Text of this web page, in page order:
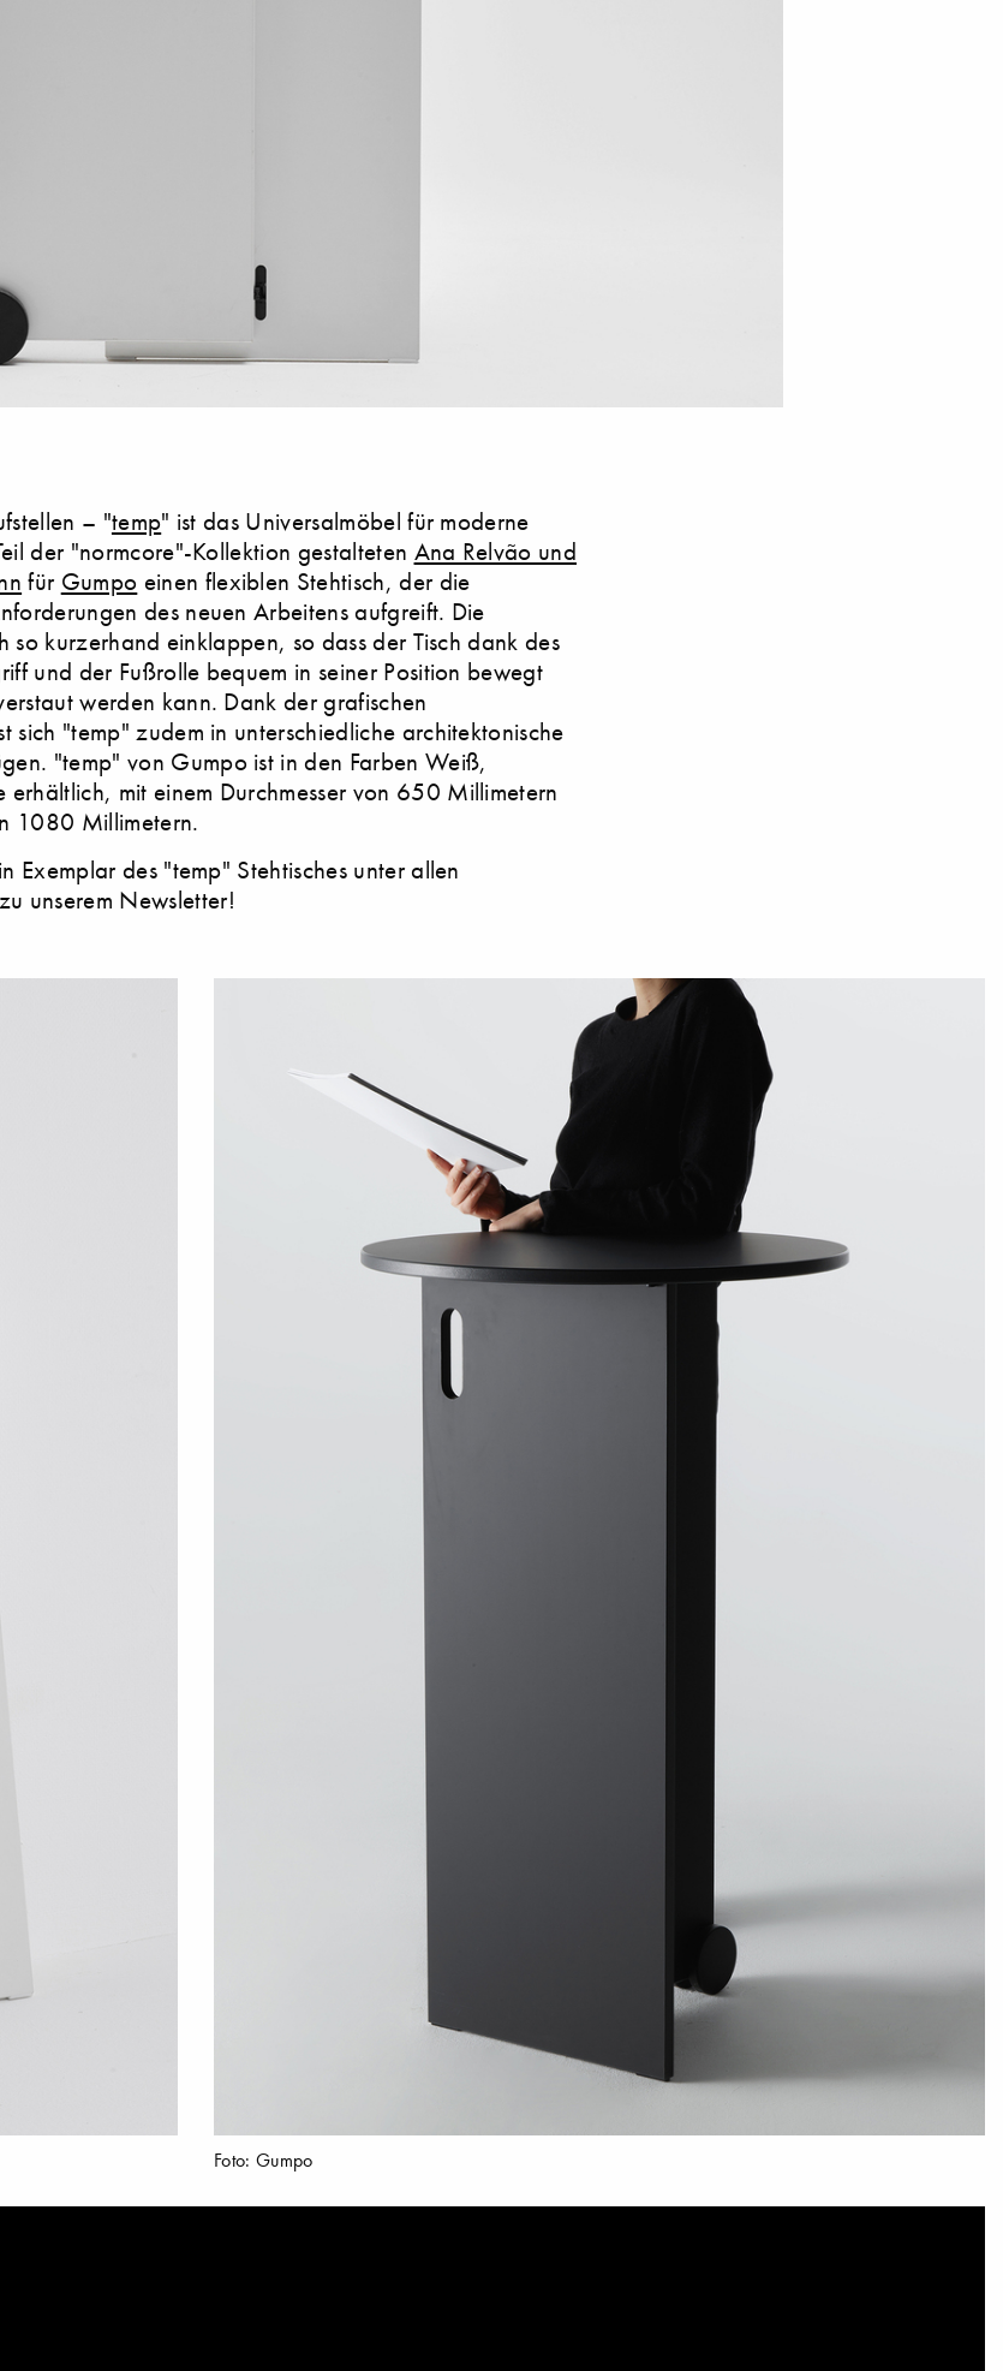
– "temp" ist das Universalmöbel für moderne
der "normcore"-Kollektion gestalteten Ana Relvão und
für Gumpo einen flexiblen Stehtisch, der die
des neuen Arbeitens aufgreift. Die
so kurzerhand einklappen, so dass der Tisch dank des
und der Fußrolle bequem in seiner Position bewegt
werden kann. Dank der grafischen
sich "temp" zudem in unterschiedliche architektonische
"temp" von Gumpo ist in den Farben Weiß,
erhältlich, mit einem Durchmesser von 650 Millimetern
1080 Millimetern.
Exemplar des "temp" Stehtisches unter allen
unserem Newsletter!
Foto: Gumpo